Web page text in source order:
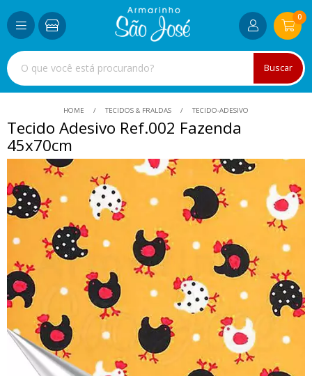
Buscar
0
HOME TECIDOS & FRALDAS TECIDO-ADESIVO
Tecido Adesivo Ref.002 Fazenda
45x70cm